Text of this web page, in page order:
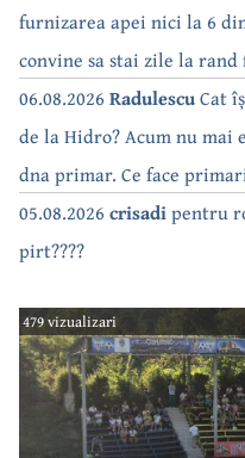
furnizarea apei nici la 6
convine sa stai zile la rand
a săturat de cate ori se tot
06.08.2026 RadulescuCat
de la Hidro? Acum nu mai
dna primar. Ce face
05.08.2026 crisadipentru
pirt????
479 vizualizari